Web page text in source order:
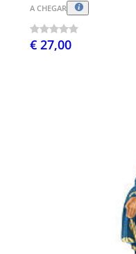
A CHEGAR
€ 27,00